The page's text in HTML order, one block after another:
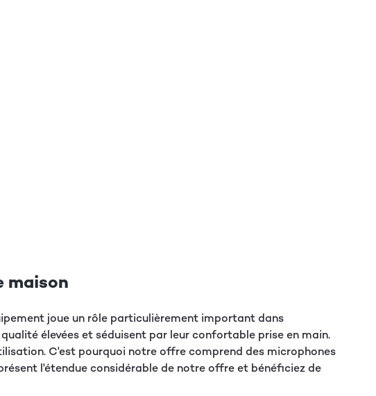
maison
joue un rôle particulièrement important dans
élevées et séduisent par leur confortable prise en main.
C'est pourquoi notre offre comprend des microphones
l'étendue considérable de notre offre et bénéficiez de